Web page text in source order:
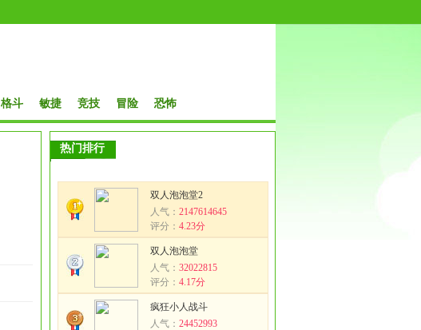
格斗 敏捷 竞技 冒险 恐怖
热门排行
双人泡泡堂2
人气： 2147614645
评分： 4.23分
双人泡泡堂
人气： 32022815
评分： 4.17分
疯狂小人战斗
人气： 24452993